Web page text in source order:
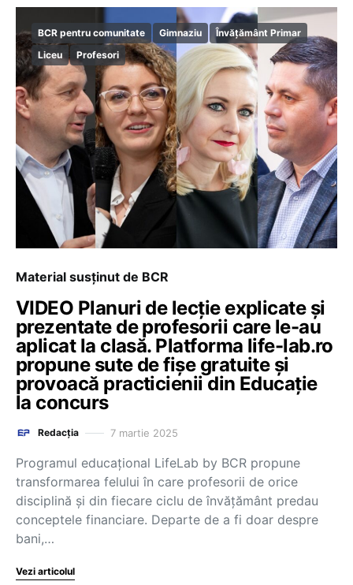
BCR pentru comunitate Gimnaziu
Învățământ Primar
Liceu
Profesori
Material susținut de BCR
VIDEO Planuri de lecție explicate și
prezentate de profesorii care le-au
aplicat la clasă. Platforma life-lab.ro
propune sute de fișe gratuite și
provoacă practicienii din Educație
la concurs
Redacția 7 martie 2025
Programul educațional LifeLab by BCR propune
transformarea felului în care profesorii de orice
disciplină și din fiecare ciclu de învățământ predau
conceptele financiare. Departe de a fi doar despre
bani,…
Vezi articolul